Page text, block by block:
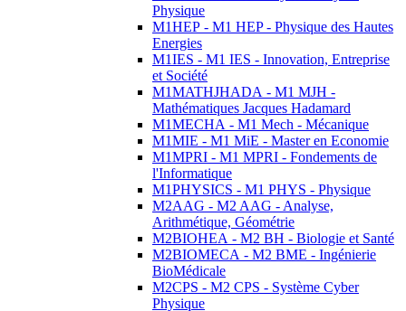
Physique
M1HEP - M1 HEP - Physique des Hautes
Energies
M1IES - M1 IES - Innovation, Entreprise
et Société
M1MATHJHADA - M1 MJH -
Mathématiques Jacques Hadamard
M1MECHA - M1 Mech - Mécanique
M1MIE - M1 MiE - Master en Economie
M1MPRI - M1 MPRI - Fondements de
l'Informatique
M1PHYSICS - M1 PHYS - Physique
M2AAG - M2 AAG - Analyse,
Arithmétique, Géométrie
M2BIOHEA - M2 BH - Biologie et Santé
M2BIOMECA - M2 BME - Ingénierie
BioMédicale
M2CPS - M2 CPS - Système Cyber
Physique